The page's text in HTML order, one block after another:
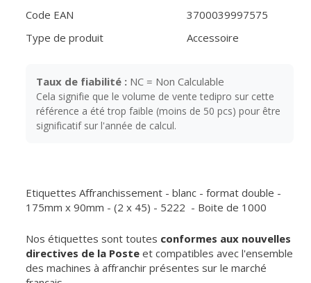
Code EAN
3700039997575
Type de produit
Accessoire
Taux de fiabilité : NC = Non Calculable
Cela signifie que le volume de vente tedipro sur cette
référence a été trop faible (moins de 50 pcs) pour être
significatif sur l'année de calcul.
Etiquettes Affranchissement - blanc - format double -
175mm x 90mm - (2 x 45) - 5222 - Boite de 1000
Nos étiquettes sont toutes conformes aux nouvelles
directives de la Poste et compatibles avec l'ensemble
des machines à affranchir présentes sur le marché